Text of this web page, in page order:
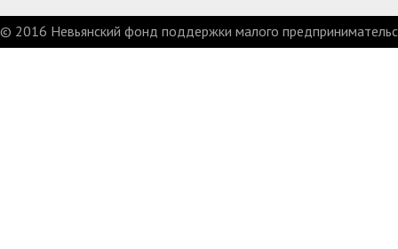
© 2016 Невьянский фонд поддержки малого